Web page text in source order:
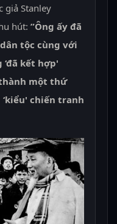
giả Stanley
hút: ”Ông ấy đã
tộc cùng với
‘đã kết hợp'
một thứ
chiến tranh